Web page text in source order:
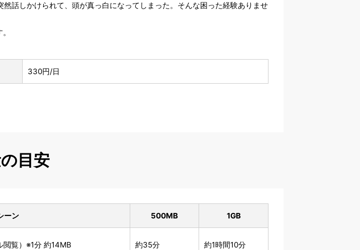
話しかけられて、頭が真っ白になってしまった。そんな困った経験ありませ
330円/日
目安
ーン 500MB 1GB
閲覧）※1分 約14MB 約35分 約1時間10分